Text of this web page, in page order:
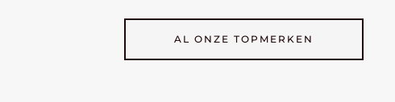
AL ONZE TOPMERKEN